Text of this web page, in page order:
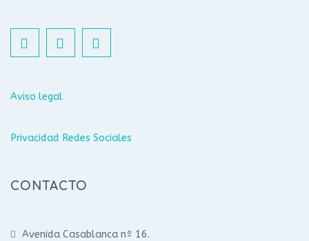
Aviso legal
Privacidad Redes Sociales
CONTACTO
Avenida Casablanca nº 16.